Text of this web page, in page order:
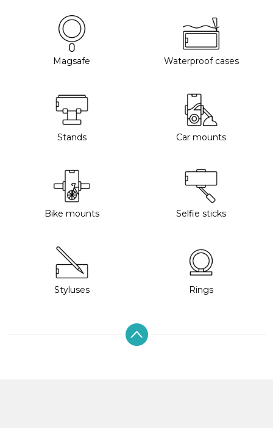
Magsafe Waterproof cases
Stands Car mounts
Bike mounts Selfie sticks
Styluses Rings